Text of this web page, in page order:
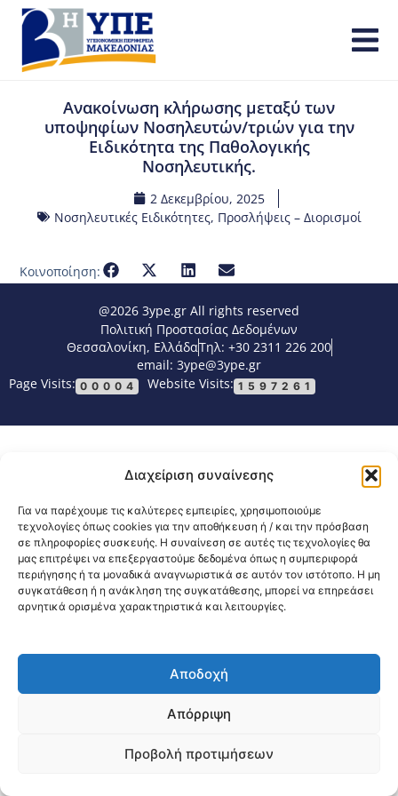
Διαχείριση συναίνεσης
Για να παρέχουμε τις καλύτερες εμπειρίες, χρησιμοποιούμε
τεχνολογίες όπως cookies για την αποθήκευση ή / και την πρόσβαση
σε πληροφορίες συσκευής. Η συναίνεση σε αυτές τις τεχνολογίες θα
μας επιτρέψει να επεξεργαστούμε δεδομένα όπως η συμπεριφορά
περιήγησης ή τα μοναδικά αναγνωριστικά σε αυτόν τον ιστότοπο. Η μη
συγκατάθεση ή η ανάκληση της συγκατάθεσης, μπορεί να επηρεάσει
αρνητικά ορισμένα χαρακτηριστικά και λειτουργίες.
Αποδοχή
Απόρριψη
Προβολή προτιμήσεων
Ανακοίνωση κλήρωσης μεταξύ των
υποψηφίων Νοσηλευτών/τριών για την
Ειδικότητα της Παθολογικής
Νοσηλευτικής.
2 Δεκεμβρίου, 2025
Νοσηλευτικές Ειδικότητες, Προσλήψεις – Διορισμοί
Κοινοποίηση:
@2026 3ype.gr All rights reserved
Πολιτική Προστασίας Δεδομένων
Θεσσαλονίκη, ΕλλάδαΤηλ: +30 2311 226 200
email: 3ype@3ype.gr
Page Visits: 00004 Website Visits: 1597261